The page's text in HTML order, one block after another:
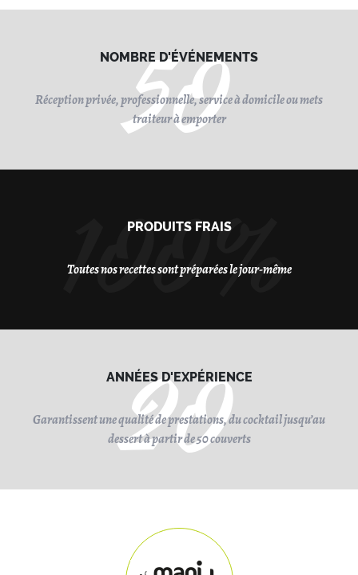
NOMBRE D'ÉVÉNEMENTS
Réception privée, professionnelle, service à domicile ou mets
traiteur à emporter
50
PRODUITS FRAIS
Toutes nos recettes sont préparées le jour-même
100%
ANNÉES D'EXPÉRIENCE
Garantissent une qualité de prestations, du cocktail jusqu’au
dessert à partir de 50 couverts
20